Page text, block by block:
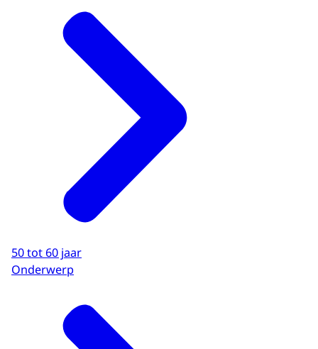
50 tot 60 jaar
Onderwerp